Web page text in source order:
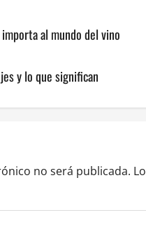
al mundo del vino
y lo que significan
no será publicada.